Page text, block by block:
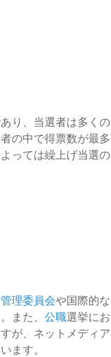
り、当選者は多くの
の中で得票数が最多
っては繰上げ当選の
理委員会や国際的な
また、 公職選挙にお
が、ネットメディア
ます。